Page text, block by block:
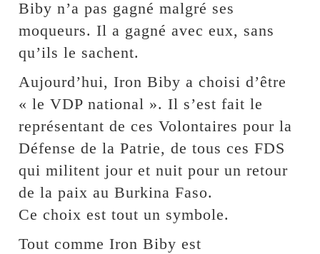
Biby n’a pas gagné malgré ses
moqueurs. Il a gagné avec eux, sans
qu’ils le sachent.
Aujourd’hui, Iron Biby a choisi d’être
« le VDP national ». Il s’est fait le
représentant de ces Volontaires pour la
Défense de la Patrie, de tous ces FDS
qui militent jour et nuit pour un retour
de la paix au Burkina Faso.
Ce choix est tout un symbole.
Tout comme Iron Biby est